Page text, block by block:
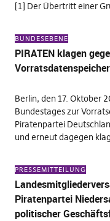
[1] Der Übertritt einer
BUNDESEBENE
PIRATEN klagen
Berlin, den 17. Oktober
Bundestages zur
Piratenpartei
und erneut dagegen
PRESSEMITTEILUNG
Piratenpartei
politischer